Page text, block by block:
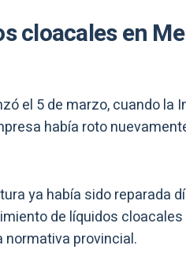
cloacales en
el 5 de marzo, cuando la
había roto
ya había sido reparada
de líquidos
normativa provincial.